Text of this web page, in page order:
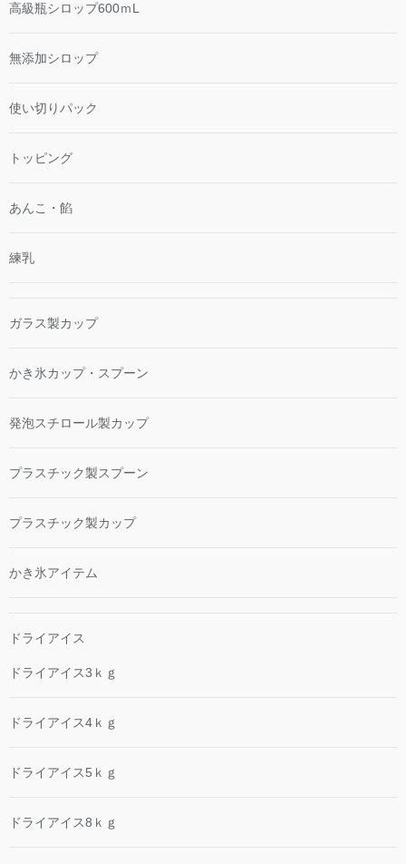
高級瓶シロップ600ｍL
無添加シロップ
使い切りパック
トッピング
あんこ・餡
練乳
ガラス製カップ
かき氷カップ・スプーン
発泡スチロール製カップ
プラスチック製スプーン
プラスチック製カップ
かき氷アイテム
ドライアイス
ドライアイス3ｋｇ
ドライアイス4ｋｇ
ドライアイス5ｋｇ
ドライアイス8ｋｇ